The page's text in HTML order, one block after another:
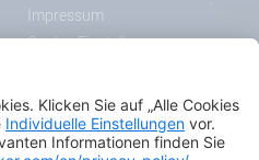
Impressum
Cookie-Einstellungen
MEDIEN